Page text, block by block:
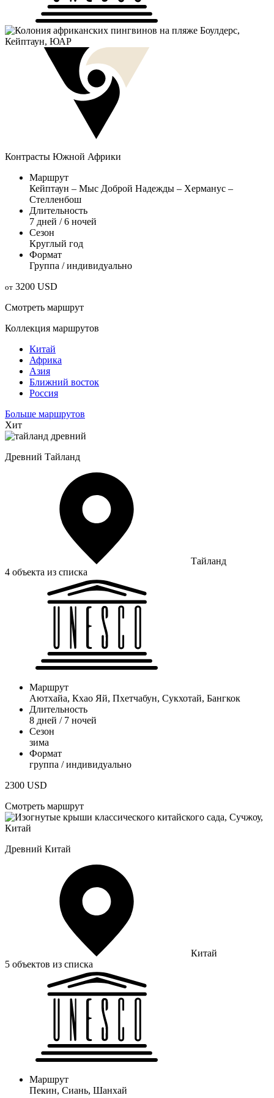
Контрасты Южной Африки
Маршрут
Кейптаун – Мыс Доброй Надежды – Херманус –
Стелленбош
Длительность
7 дней / 6 ночей
Сезон
Круглый год
Формат
Группа / индивидуально
oт 3200 USD
Смотреть маршрут
Коллекция маршрутов
Китай
Африка
Азия
Ближний восток
Россия
Больше маршрутов
Хит
Древний Тайланд
Тайланд
4 объекта из списка
Маршрут
Аютхайа, Кхао Яй, Пхетчабун, Сукхотай, Бангкок
Длительность
8 дней / 7 ночей
Сезон
зима
Формат
группа / индивидуально
2300 USD
Смотреть маршрут
Древний Китай
Китай
5 объектов из списка
Маршрут
Пекин, Сиань, Шанхай